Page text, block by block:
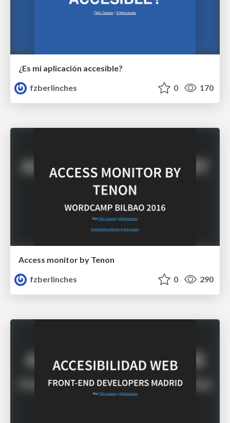
¿Es mi aplicación accesible?
fzberlinches
0 170
Access monitor by Tenon
fzberlinches
0 290